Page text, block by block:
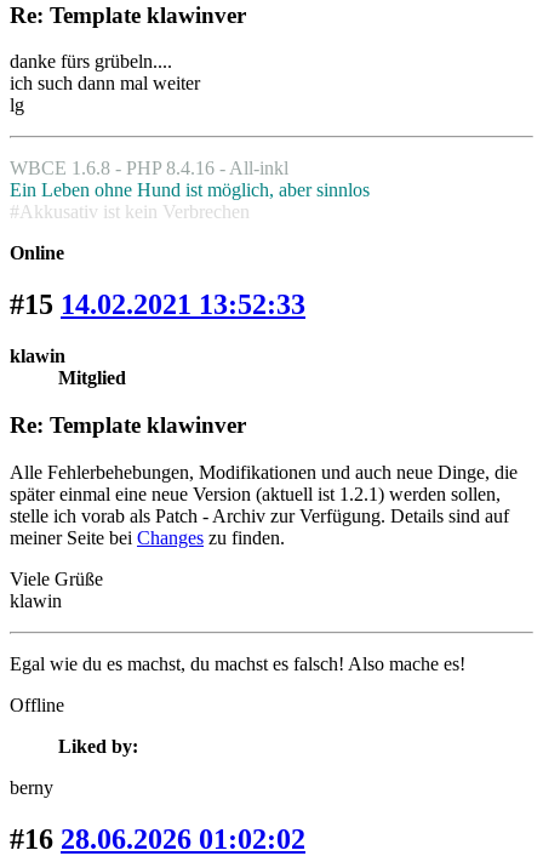
Re: Template klawinver
danke fürs grübeln....
ich such dann mal weiter
lg
WBCE 1.6.8 - PHP 8.4.16 - All-inkl
Ein Leben ohne Hund ist möglich, aber sinnlos
#Akkusativ ist kein Verbrechen
Online
#15 14.02.2021 13:52:33
klawin
Mitglied
Re: Template klawinver
Alle Fehlerbehebungen, Modifikationen und auch neue Dinge, die
später einmal eine neue Version (aktuell ist 1.2.1) werden sollen,
stelle ich vorab als Patch - Archiv zur Verfügung. Details sind auf
meiner Seite bei Changes zu finden.
Viele Grüße
klawin
Egal wie du es machst, du machst es falsch! Also mache es!
Offline
Liked by:
berny
#16 28.06.2026 01:02:02